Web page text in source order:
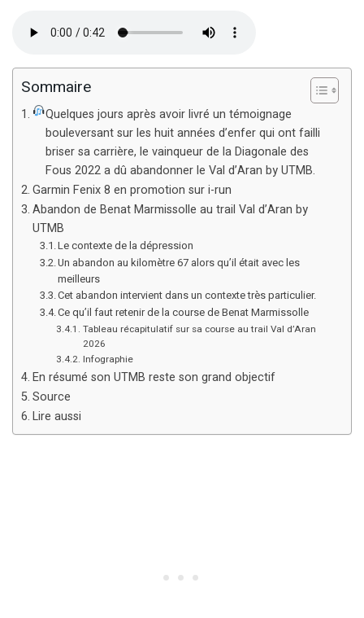
Sommaire
Quelques jours après avoir livré un témoignage
bouleversant sur les huit années d’enfer qui ont failli
briser sa carrière, le vainqueur de la Diagonale des
Fous 2022 a dû abandonner le Val d’Aran by UTMB.
Garmin Fenix 8 en promotion sur i-run
Abandon de Benat Marmissolle au trail Val d’Aran by
UTMB
Le contexte de la dépression
Un abandon au kilomètre 67 alors qu’il était avec les
meilleurs
Cet abandon intervient dans un contexte très particulier.
Ce qu’il faut retenir de la course de Benat Marmissolle
Tableau récapitulatif sur sa course au trail Val d’Aran
2026
Infographie
En résumé son UTMB reste son grand objectif
Source
Lire aussi